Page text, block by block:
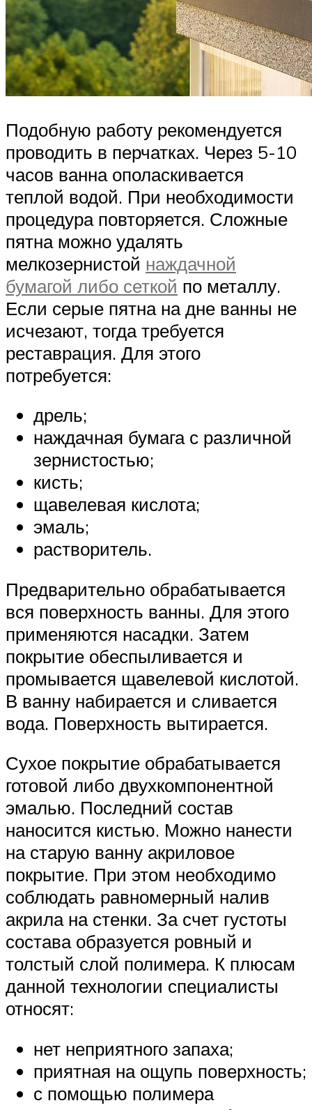
Подобную работу рекомендуется
проводить в перчатках. Через 5-10
часов ванна ополаскивается
теплой водой. При необходимости
процедура повторяется. Сложные
пятна можно удалять
мелкозернистой наждачной
бумагой либо сеткой по металлу.
Если серые пятна на дне ванны не
исчезают, тогда требуется
реставрация. Для этого
потребуется:
дрель;
наждачная бумага с различной
зернистостью;
кисть;
щавелевая кислота;
эмаль;
растворитель.
Предварительно обрабатывается
вся поверхность ванны. Для этого
применяются насадки. Затем
покрытие обеспыливается и
промывается щавелевой кислотой.
В ванну набирается и сливается
вода. Поверхность вытирается.
Сухое покрытие обрабатывается
готовой либо двухкомпонентной
эмалью. Последний состав
наносится кистью. Можно нанести
на старую ванну акриловое
покрытие. При этом необходимо
соблюдать равномерный налив
акрила на стенки. За счет густоты
состава образуется ровный и
толстый слой полимера. К плюсам
данной технологии специалисты
относят:
нет неприятного запаха;
приятная на ощупь поверхность;
с помощью полимера